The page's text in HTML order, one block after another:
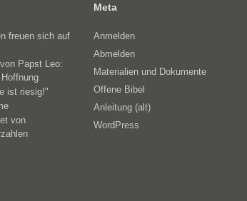
freuen sich auf
Papst Leo:
ist riesig!"
von
Meta
Anmelden
Abmelden
Materialien und Dokumente
Offene Bibel
Anleitung (alt)
WordPress